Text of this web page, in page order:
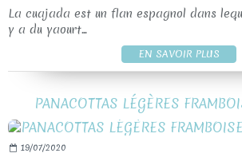
La cuajada est un flan espagnol dans
y a du yaourt...
EN SAVOIR PLUS
PANACOTTAS LÉGÈRES
19/07/2020